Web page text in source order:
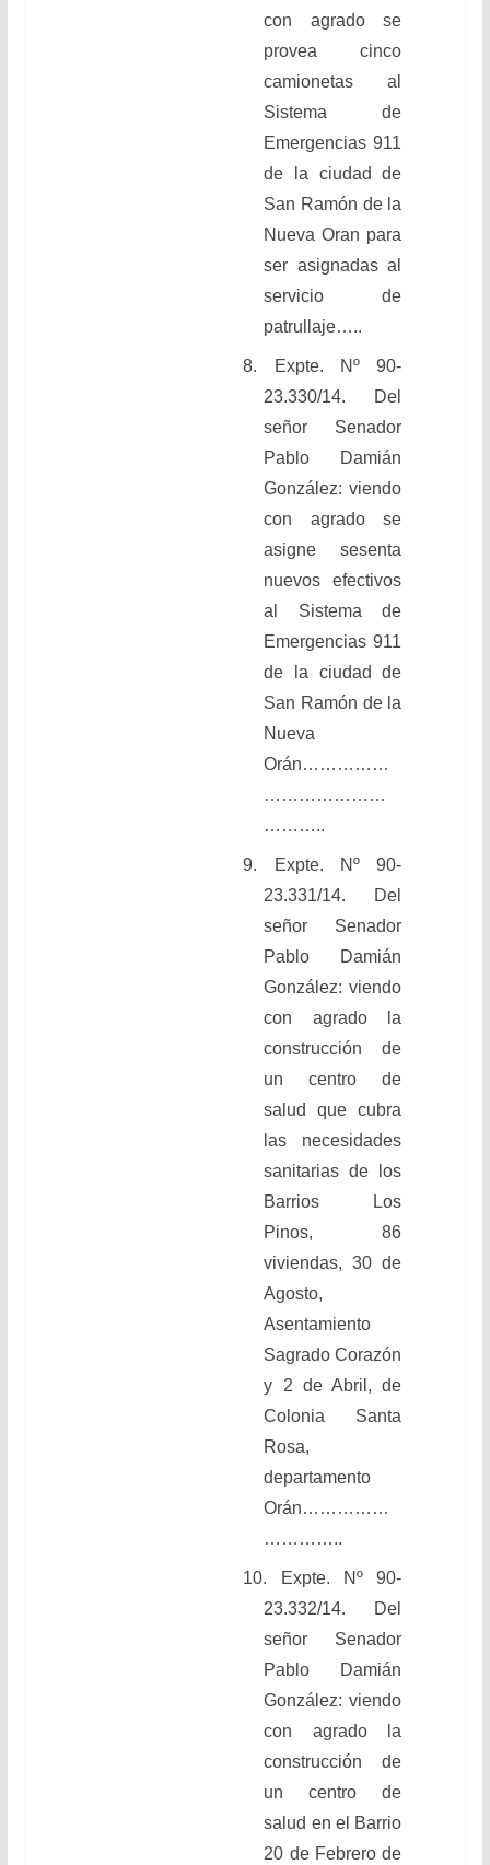
con agrado se
provea cinco
camionetas al
Sistema de
Emergencias 911
de la ciudad de
San Ramón de la
Nueva Oran para
ser asignadas al
servicio de
patrullaje…..
8. Expte. Nº 90-
23.330/14. Del
señor Senador
Pablo Damián
González: viendo
con agrado se
asigne sesenta
nuevos efectivos
al Sistema de
Emergencias 911
de la ciudad de
San Ramón de la
Nueva
Orán……………
…………………
………..
9. Expte. Nº 90-
23.331/14. Del
señor Senador
Pablo Damián
González: viendo
con agrado la
construcción de
un centro de
salud que cubra
las necesidades
sanitarias de los
Barrios Los
Pinos, 86
viviendas, 30 de
Agosto,
Asentamiento
Sagrado Corazón
y 2 de Abril, de
Colonia Santa
Rosa,
departamento
Orán……………
…………..
10. Expte. Nº 90-
23.332/14. Del
señor Senador
Pablo Damián
González: viendo
con agrado la
construcción de
un centro de
salud en el Barrio
20 de Febrero de